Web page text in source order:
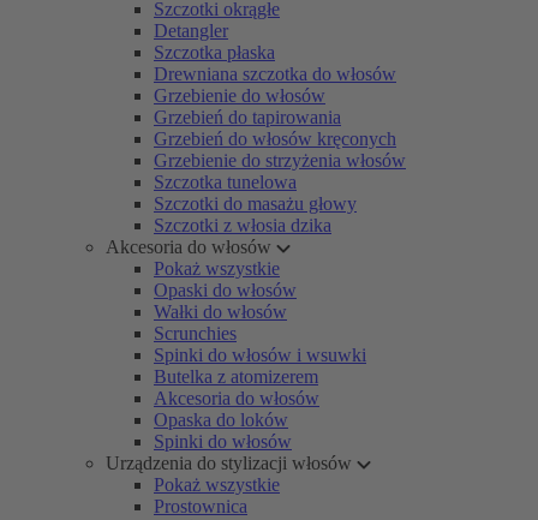
Szczotki okrągłe
Detangler
Szczotka płaska
Drewniana szczotka do włosów
Grzebienie do włosów
Grzebień do tapirowania
Grzebień do włosów kręconych
Grzebienie do strzyżenia włosów
Szczotka tunelowa
Szczotki do masażu głowy
Szczotki z włosia dzika
Akcesoria do włosów
Pokaż wszystkie
Opaski do włosów
Wałki do włosów
Scrunchies
Spinki do włosów i wsuwki
Butelka z atomizerem
Akcesoria do włosów
Opaska do loków
Spinki do włosów
Urządzenia do stylizacji włosów
Pokaż wszystkie
Prostownica